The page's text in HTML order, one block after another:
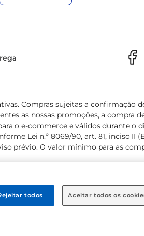
Compras sujeitas a confirmação
as nossas promoções, a compra
o e-commerce e válidos durante o
Lei n.º 8069/90, art. 81, inciso II
prévio. O valor mínimo para as
todos Aceitar todos os